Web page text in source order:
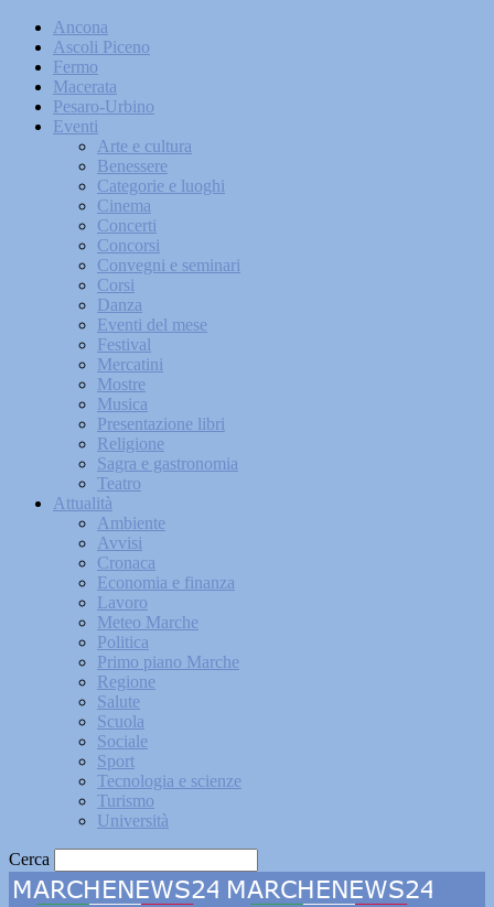
Ancona
Ascoli Piceno
Fermo
Macerata
Pesaro-Urbino
Eventi
Arte e cultura
Benessere
Categorie e luoghi
Cinema
Concerti
Concorsi
Convegni e seminari
Corsi
Danza
Eventi del mese
Festival
Mercatini
Mostre
Musica
Presentazione libri
Religione
Sagra e gastronomia
Teatro
Attualità
Ambiente
Avvisi
Cronaca
Economia e finanza
Lavoro
Meteo Marche
Politica
Primo piano Marche
Regione
Salute
Scuola
Sociale
Sport
Tecnologia e scienze
Turismo
Università
Cerca